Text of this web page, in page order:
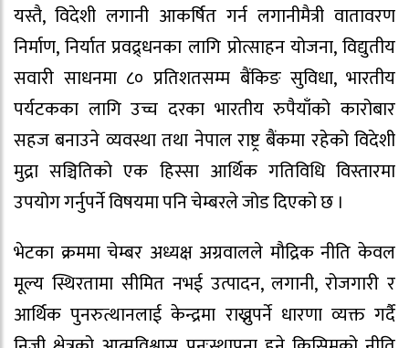
यस्तै, विदेशी लगानी आकर्षित गर्न लगानीमैत्री वातावरण
निर्माण, निर्यात प्रवद्र्धनका लागि प्रोत्साहन योजना, विद्युतीय
सवारी साधनमा ८० प्रतिशतसम्म बैंकिङ सुविधा, भारतीय
पर्यटकका लागि उच्च दरका भारतीय रुपैयाँको कारोबार
सहज बनाउने व्यवस्था तथा नेपाल राष्ट्र बैंकमा रहेको विदेशी
मुद्रा सञ्चितिको एक हिस्सा आर्थिक गतिविधि विस्तारमा
उपयोग गर्नुपर्ने विषयमा पनि चेम्बरले जोड दिएको छ ।
भेटका क्रममा चेम्बर अध्यक्ष अग्रवालले मौद्रिक नीति केवल
मूल्य स्थिरतामा सीमित नभई उत्पादन, लगानी, रोजगारी र
आर्थिक पुनरुत्थानलाई केन्द्रमा राख्नुपर्ने धारणा व्यक्त गर्दै